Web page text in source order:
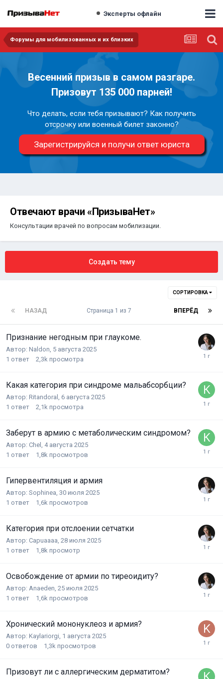
Эксперты офлайн
Форумы для мобилизованных и их близких
Весенний призыв в самом разгаре.
Призовут 135 000 парней!
Что делать, если тебя призывают? Как получить
отсрочку или военный билет законно?
Зарегистрируйся и получи ответ юриста
Отвечают врачи «ПризываНет»
Консультации врачей по вопросам мобилизации.
Создать тему
СОРТИРОВКА
НАЗАД ВПЕРЁД
Страница 1 из 7
Признание негодным при глаукоме.
Автор: Naldon 5 августа 2025
1 ответ 2,3k просмотра
Какая категория при синдроме мальабсорбции?
Автор: Ritandoral 6 августа 2025
1 ответ 2,1k просмотра
Заберут в армию с метаболическим синдромом?
Автор: Chel 4 августа 2025
1 ответ 1,8k просмотров
Гипервентиляция и армия
Автор: Sophinea 30 июля 2025
1 ответ 1,6k просмотров
Категория при отслоении сетчатки
Автор: Capuaaaa 28 июля 2025
1 ответ 1,8k просмотр
Освобождение от армии по тиреоидиту?
Автор: Anaeden 25 июля 2025
1 ответ 1,6k просмотров
Хронический мононуклеоз и армия?
Автор: Kaylariorgi 1 августа 2025
0 ответов 1,3k просмотров
Призовут ли с аллергическим дерматитом?